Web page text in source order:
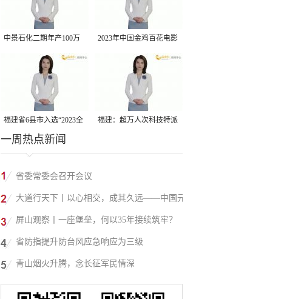
中景石化二期年产100万
吨丙烷脱氢项目建成中交
2023年中国金鸡百花电影
节有福电影巡展31日启动
福建省6县市入选“2023全
国县域发展潜力百强县”
福建：超万人次科技特派
一周热点新闻
省委常委会召开会议
大道行天下丨以心相交，成其久远——中国元
首外交的世界情怀与大国气派
屏山观察丨一座堡垒，何以35年接续筑牢？
省防指提升防台风应急响应为三级
青山烟火升腾，念长征军民情深